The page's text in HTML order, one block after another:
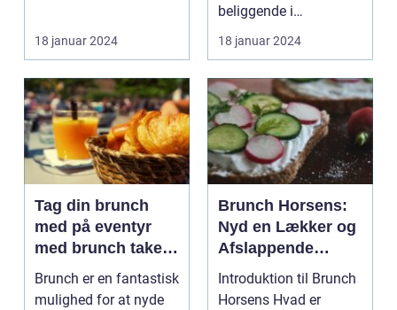
18 januar 2024
beliggende i
Nordsjælland,
Danmark. D...
18 januar 2024
Tag din brunch
med på eventyr
med brunch take
away
Brunch er en fantastisk
mulighed for at nyde
Brunch Horsens:
Nyd en Lækker og
Afslappende
Morgenmad i Byen
Introduktion til Brunch
Horsens Hvad er